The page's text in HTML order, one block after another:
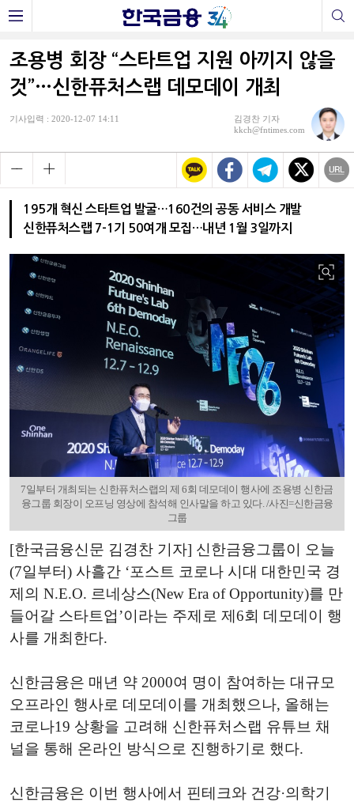
조용병 회장 “스타트업 지원 아끼지 않을
것”…신한퓨처스랩 데모데이 개최
기사입력 : 2020-12-07 14:11
김경찬 기자
kkch@fntimes.com
195개 혁신 스타트업 발굴…160건의 공동 서비스 개발
신한퓨처스랩 7-1기 50여개 모집…내년 1월 3일까지
7일부터 개최되는 신한퓨처스랩의 제 6회 데모데이 행사에 조용병 신한금
융그룹 회장이 오프닝 영상에 참석해 인사말을 하고 있다. /사진=신한금융
그룹
[한국금융신문 김경찬 기자] 신한금융그룹이 오늘
(7일부터) 사흘간 ‘포스트 코로나 시대 대한민국 경
제의 N.E.O. 르네상스(New Era of Opportunity)를 만
들어갈 스타트업’이라는 주제로 제6회 데모데이 행
사를 개최한다.
신한금융은 매년 약 2000여 명이 참여하는 대규모
오프라인 행사로 데모데이를 개최했으나, 올해는
코로나19 상황을 고려해 신한퓨처스랩 유튜브 채
널을 통해 온라인 방식으로 진행하기로 했다.
신한금융은 이번 행사에서 핀테크와 건강·의학기